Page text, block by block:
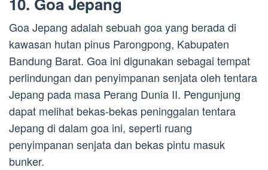
Goa Jepang adalah sebuah goa yang berada di
kawasan hutan pinus Parongpong, Kabupaten
Bandung Barat. Goa ini digunakan sebagai tempat
perlindungan dan penyimpanan senjata oleh tentara
Jepang pada masa Perang Dunia II. Pengunjung
dapat melihat bekas-bekas peninggalan tentara
Jepang di dalam goa ini, seperti ruang
penyimpanan senjata dan bekas pintu masuk
bunker.